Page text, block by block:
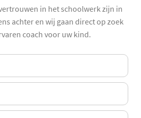
in het schoolwerk zijn in
achter en wij gaan direct op zoek
coach voor uw kind.